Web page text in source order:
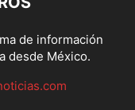
de información
desde México.